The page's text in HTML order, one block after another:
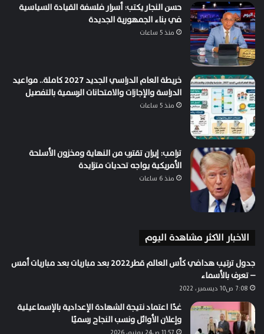
حسن النجار يكتب: أسرار فلسفة القيادة السياسية
في بناء الجمهورية الجديدة
منذ 5 ساعات
خريطة العام الدراسي الجديد 2027 كاملة.. مواعيد
الدراسة والإجازات والامتحانات الرسمية بالتفصيل
منذ 5 ساعات
ترامب: إيران تقترب من النهاية ومخزون الأسلحة
الأمريكية يواجه تحديات متزايدة
منذ 6 ساعات
الاخبار الاكثر مشاهدة اليوم
جدول ترتيب هدافي كأس العالم قطر2022 بعد مباريات بعد مباريات أمس
– تعرف بالأسماء
7:08 ص10 ديسمبر، 2022
غدًا اعتماد نتيجة الشهادة الإعدادية بالإسماعيلية
وإعلان الأوائل ونسب النجاح رسميًا